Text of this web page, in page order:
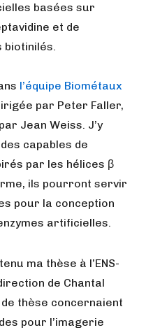
basées sur
et de
biotinilés.
l’équipe Biométaux
par Peter Faller,
Jean Weiss. J’y
capables de
par les hélices β
ils pourront servir
pour la conception
artificielles.
ma thèse à l’ENS-
de Chantal
thèse concernaient
pour l’imagerie